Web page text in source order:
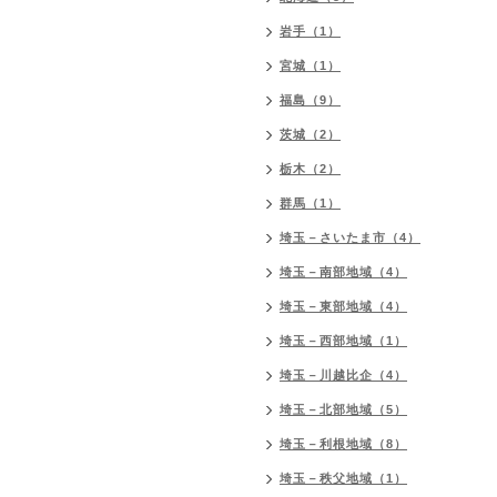
岩手（1）
宮城（1）
福島（9）
茨城（2）
栃木（2）
群馬（1）
埼玉－さいたま市（4）
埼玉－南部地域（4）
埼玉－東部地域（4）
埼玉－西部地域（1）
埼玉－川越比企（4）
埼玉－北部地域（5）
埼玉－利根地域（8）
埼玉－秩父地域（1）